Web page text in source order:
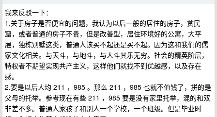
我来反驳一下：
1.关于房子是否便宜的问题，我认为以后一般的居住的房子，贫民
窟，或者普通的房子不贵，但是改善型，居住环境好的公寓，大平
层，独栋别墅这类，普通人该买不起还是买不起。因为这和我们的儒
家文化相关。与天斗，与地斗，与人斗其乐无穷。社会的精英阶层，
特权者不期望实现共产主义，这样他们就找不到优越感，以及存在
感。
2.要是以后人均 211 ，985 。那么 211 ，985 也就不值钱了，拼的是
父母的托举。参考现在有些 211 ，985 要是没有家里托举，混的和双
非差不多。普通人家孩子和别人一个学校，一个班级。但是毕业时